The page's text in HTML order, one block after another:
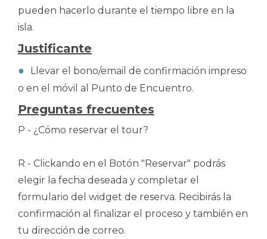
pueden hacerlo durante el tiempo libre en la
isla.
Justificante
Llevar el bono/email de confirmación impreso
o en el móvil al Punto de Encuentro.
Preguntas frecuentes
P - ¿Cómo reservar el tour?
R - Clickando en el Botón "Reservar" podrás
elegir la fecha deseada y completar el
formulario del widget de reserva. Recibirás la
confirmación al finalizar el proceso y también en
tu dirección de correo.